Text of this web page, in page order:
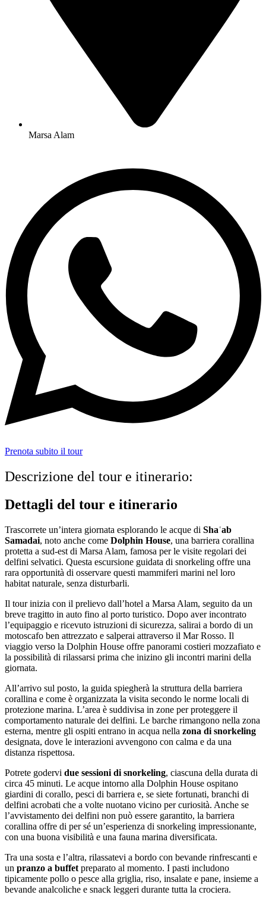
Marsa Alam
Prenota subito il tour
Descrizione del tour e itinerario:
Dettagli del tour e itinerario
Trascorrete un’intera giornata esplorando le acque di Shaʿab
Samadai, noto anche come Dolphin House, una barriera corallina
protetta a sud-est di Marsa Alam, famosa per le visite regolari dei
delfini selvatici. Questa escursione guidata di snorkeling offre una
rara opportunità di osservare questi mammiferi marini nel loro
habitat naturale, senza disturbarli.
Il tour inizia con il prelievo dall’hotel a Marsa Alam, seguito da un
breve tragitto in auto fino al porto turistico. Dopo aver incontrato
l’equipaggio e ricevuto istruzioni di sicurezza, salirai a bordo di un
motoscafo ben attrezzato e salperai attraverso il Mar Rosso. Il
viaggio verso la Dolphin House offre panorami costieri mozzafiato e
la possibilità di rilassarsi prima che inizino gli incontri marini della
giornata.
All’arrivo sul posto, la guida spiegherà la struttura della barriera
corallina e come è organizzata la visita secondo le norme locali di
protezione marina. L’area è suddivisa in zone per proteggere il
comportamento naturale dei delfini. Le barche rimangono nella zona
esterna, mentre gli ospiti entrano in acqua nella zona di snorkeling
designata, dove le interazioni avvengono con calma e da una
distanza rispettosa.
Potrete godervi due sessioni di snorkeling, ciascuna della durata di
circa 45 minuti. Le acque intorno alla Dolphin House ospitano
giardini di corallo, pesci di barriera e, se siete fortunati, branchi di
delfini acrobati che a volte nuotano vicino per curiosità. Anche se
l’avvistamento dei delfini non può essere garantito, la barriera
corallina offre di per sé un’esperienza di snorkeling impressionante,
con una buona visibilità e una fauna marina diversificata.
Tra una sosta e l’altra, rilassatevi a bordo con bevande rinfrescanti e
un pranzo a buffet preparato al momento. I pasti includono
tipicamente pollo o pesce alla griglia, riso, insalate e pane, insieme a
bevande analcoliche e snack leggeri durante tutta la crociera.